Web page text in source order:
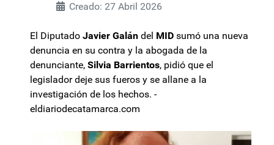
Creado: 27 Abril 2026
El Diputado Javier Galán del MID sumó una nueva
denuncia en su contra y la abogada de la
denunciante, Silvia Barrientos, pidió que el
legislador deje sus fueros y se allane a la
investigación de los hechos. -
eldiariodecatamarca.com